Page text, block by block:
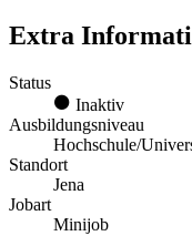
Extra
Status
Inaktiv
Ausbildungsniveau
Hochschule/
Standort
Jena
Jobart
Minijob